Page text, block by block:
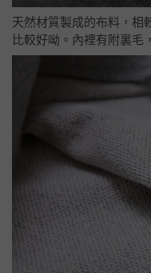
天然材質製成的布料，相
比較好呦。內裡有附裏毛